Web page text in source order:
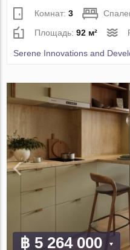
Комнат:3
Площадь:92 м²
Serene Innovations and
฿ 5 264 000